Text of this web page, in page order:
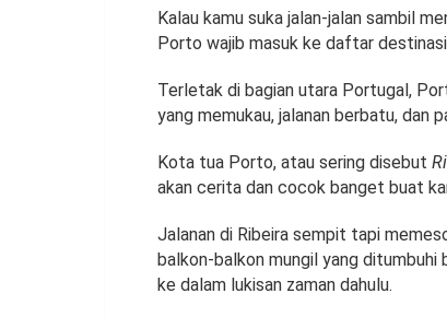
Kalau kamu suka jalan-jalan sambil
Porto wajib masuk ke daftar
Terletak di bagian utara Portugal,
yang memukau, jalanan berbatu, dan
Kota tua Porto, atau sering disebut
akan cerita dan cocok banget buat
Jalanan di Ribeira sempit tapi
balkon-balkon mungil yang ditumbuhi
ke dalam lukisan zaman dahulu.